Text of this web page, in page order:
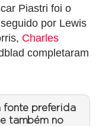
Piastri foi o
por Lewis
Charles
completaram
fonte preferida
também no